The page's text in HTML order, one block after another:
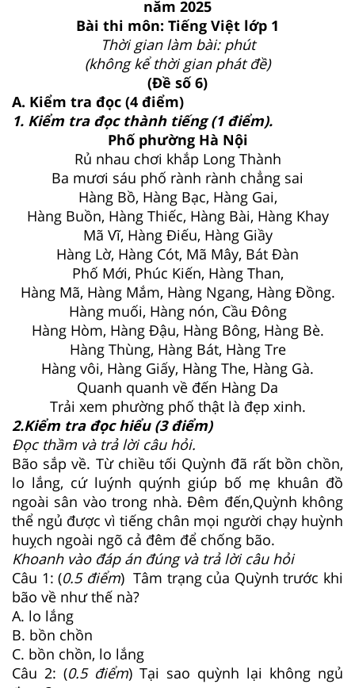
năm 2025
Bài thi môn: Tiếng Việt lớp 1
Thời gian làm bài: phút
(không kể thời gian phát đề)
(Đề số 6)
A. Kiểm tra đọc (4 điểm)
1. Kiểm tra đọc thành tiếng (1 điểm).
Phố phường Hà Nội
Rủ nhau chơi khắp Long Thành
Ba mươi sáu phố rành rành chẳng sai
Hàng Bồ, Hàng Bạc, Hàng Gai,
Hàng Buồn, Hàng Thiếc, Hàng Bài, Hàng Khay
Mã Vĩ, Hàng Điếu, Hàng Giầy
Hàng Lờ, Hàng Cót, Mã Mây, Bát Đàn
Phố Mới, Phúc Kiến, Hàng Than,
Hàng Mã, Hàng Mắm, Hàng Ngang, Hàng Đồng.
Hàng muối, Hàng nón, Cầu Đông
Hàng Hòm, Hàng Đậu, Hàng Bông, Hàng Bè.
Hàng Thùng, Hàng Bát, Hàng Tre
Hàng vôi, Hàng Giấy, Hàng The, Hàng Gà.
Quanh quanh về đến Hàng Da
Trải xem phường phố thật là đẹp xinh.
2.Kiểm tra đọc hiểu (3 điểm)
Đọc thầm và trả lời câu hỏi.
Bão sắp về. Từ chiều tối Quỳnh đã rất bồn chồn,
lo lắng, cứ luýnh quýnh giúp bố mẹ khuân đồ
ngoài sân vào trong nhà. Đêm đến,Quỳnh không
thể ngủ được vì tiếng chân mọi người chạy huỳnh
huỵch ngoài ngõ cả đêm để chống bão.
Khoanh vào đáp án đúng và trả lời câu hỏi
Câu 1: (0.5 điểm) Tâm trạng của Quỳnh trước khi
bão về như thế nà?
A. lo lắng
B. bồn chồn
C. bồn chồn, lo lắng
Câu 2: (0.5 điểm) Tại sao quỳnh lại không ngủ